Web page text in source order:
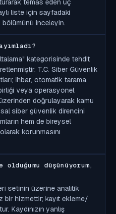
liste için sayfadaki
inceleyin.
kategorisinde tehdit
T.C. Siber Güvenlik
ihbar, otomatik tarama,
veya operasyonel
doğrulayarak kamu
siber güvenlik direncini
hem de bireysel
korunmasını
düşünüyorum,
setinin üzerine analitik
bir hizmettir; kayıt ekleme/
Kaydınızın yanlış